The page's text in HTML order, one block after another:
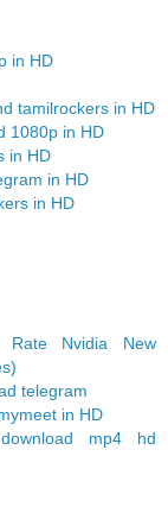
in HD
tamilrockers in HD
1080p in HD
in HD
in HD
in HD
Rate Nvidia New
telegram
in HD
mp4 hd